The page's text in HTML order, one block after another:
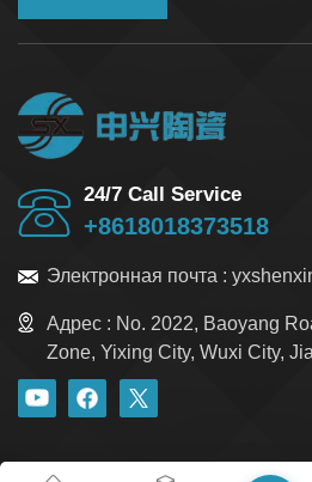
24/7 Call Service
+8618018373518
Электронная почта :
Адрес : No. 2022, Baoyang
Zone, Yixing City, Wuxi City,
блог политика